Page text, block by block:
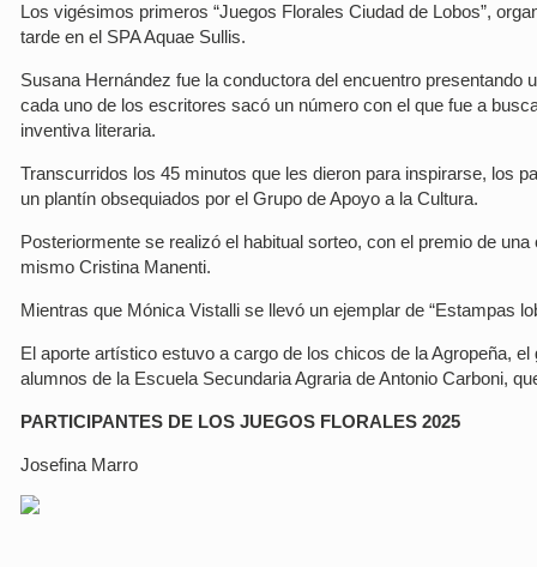
Los vigésimos primeros “Juegos Florales Ciudad de Lobos”,
tarde en el SPA Aquae Sullis.
Susana Hernández fue la conductora del encuentro
cada uno de los escritores sacó un número con el que fue a
inventiva literaria.
Transcurridos los 45 minutos que les dieron para inspirarse, los
un plantín obsequiados por el Grupo de Apoyo a la Cultura.
Posteriormente se realizó el habitual sorteo, con el premio de
mismo Cristina Manenti.
Mientras que Mónica Vistalli se llevó un ejemplar de “Estampas
El aporte artístico estuvo a cargo de los chicos de la Agropeña,
alumnos de la Escuela Secundaria Agraria de Antonio Carboni,
PARTICIPANTES DE LOS JUEGOS FLORALES 2025
Josefina Marro